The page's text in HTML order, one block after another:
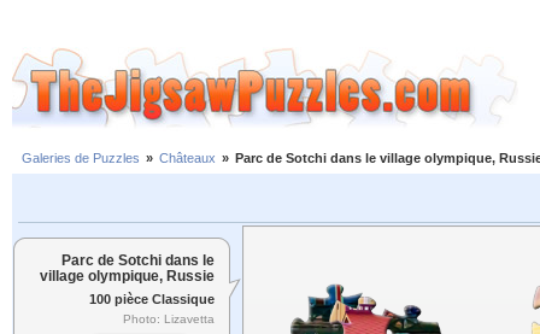
Galeries de Puzzles » Châteaux » Parc de Sotchi dans le village olympique,
Parc de Sotchi dans le
village olympique, Russie
100 pièce Classique
Photo: Lizavetta